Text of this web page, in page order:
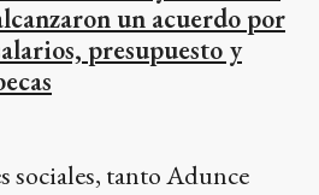
un acuerdo por
presupuesto y
sociales, tanto Adunce